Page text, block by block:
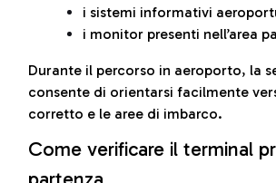
i sistemi informativi
i monitor presenti nell’area
Durante il percorso in aeroporto, la
consente di orientarsi facilmente
corretto e le aree di imbarco.
Come verificare il terminal